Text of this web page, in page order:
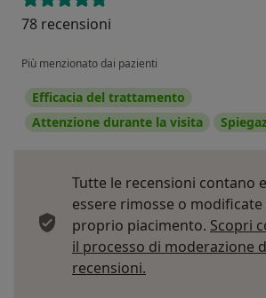
78 recensioni
Più menzionato dai pazienti
Efficacia del trattamento
Attenzione durante la visita
Tutte le recensioni contano
essere rimosse o
proprio piacimento. Scopri
il processo di moderazione
recensioni.